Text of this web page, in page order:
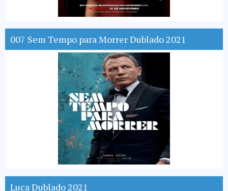
007 Sem Tempo para Morrer Dublado 2021
Luca Dublado 2021